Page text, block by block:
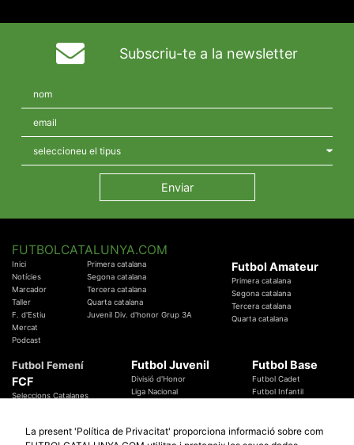
Subscriu-te a la newsletter
FUTBOLCATALUNYA.COM
Inici
Notícies
Marcador
Taller
F. d'Estiu
Mercat
Podcast
Primera catalana
Segona catalana
Tercera catalana
Quarta catalana
Juvenil Div. d'honor Grup 3A
Futbol Amateur
Primera catalana
Segona catalana
Tercera catalana
Quarta catalana
Futbol Femení
FCF
Seleccions Catalanes
Temes Federatius
Futbol Juvenil
Divisió d'Honor
Liga Nacional
Futbol Base
Futbol Cadet
Futbol Infantil
La present 'Política de Privacitat' proporciona informació sobre com